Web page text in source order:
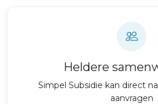
Heldere
Simpel Subsidie kan direct
aanvragen